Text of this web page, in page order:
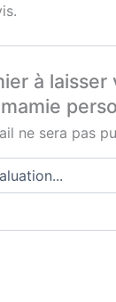
à
ne sera pas